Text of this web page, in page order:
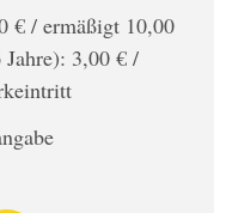
€ / ermäßigt 10,00
3,00 € /